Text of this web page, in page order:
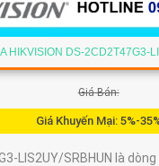
HIKVISION DS-2CD2T47G3-
Giá Bán:
Giá Khuyến Mại: 5%-
LIS2UY/SRBHUN là